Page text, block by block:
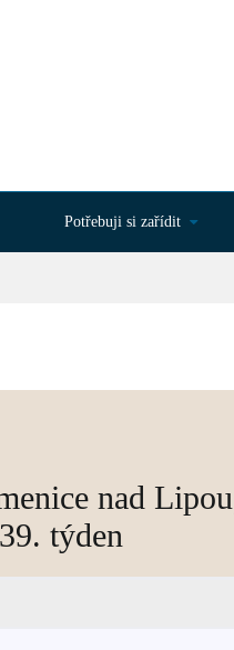
Potřebuji si zařídit
nad
týden